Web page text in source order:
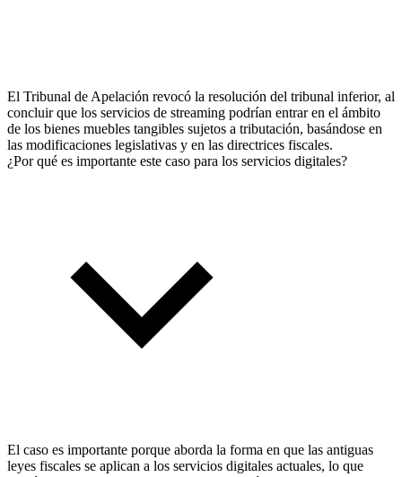
El Tribunal de Apelación revocó la resolución del tribunal inferior, al
concluir que los servicios de streaming podrían entrar en el ámbito
de los bienes muebles tangibles sujetos a tributación, basándose en
las modificaciones legislativas y en las directrices fiscales.
¿Por qué es importante este caso para los servicios digitales?
El caso es importante porque aborda la forma en que las antiguas
leyes fiscales se aplican a los servicios digitales actuales, lo que